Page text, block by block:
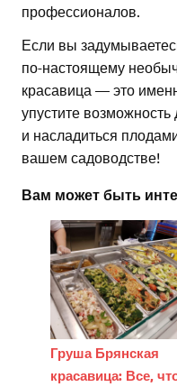
профессионалов.
Если вы
по-настоящему
красавица — это
упустите возможность
и насладиться
вашем садоводстве!
Вам может быть
Груша Брянская
красавица: Все,